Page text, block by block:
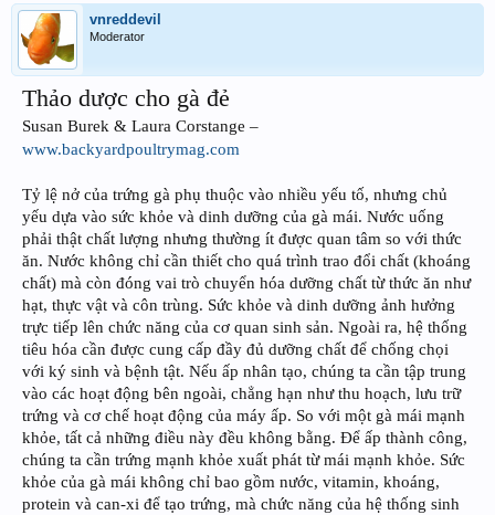
vnreddevil
Moderator
Thảo dược cho gà đẻ
Susan Burek & Laura Corstange –
www.backyardpoultrymag.com
Tỷ lệ nở của trứng gà phụ thuộc vào nhiều yếu tố, nhưng chủ
yếu dựa vào sức khỏe và dinh dưỡng của gà mái. Nước uống
phải thật chất lượng nhưng thường ít được quan tâm so với thức
ăn. Nước không chỉ cần thiết cho quá trình trao đổi chất (khoáng
chất) mà còn đóng vai trò chuyển hóa dưỡng chất từ thức ăn như
hạt, thực vật và côn trùng. Sức khỏe và dinh dưỡng ảnh hưởng
trực tiếp lên chức năng của cơ quan sinh sản. Ngoài ra, hệ thống
tiêu hóa cần được cung cấp đầy đủ dưỡng chất để chống chọi
với ký sinh và bệnh tật. Nếu ấp nhân tạo, chúng ta cần tập trung
vào các hoạt động bên ngoài, chẳng hạn như thu hoạch, lưu trữ
trứng và cơ chế hoạt động của máy ấp. So với một gà mái mạnh
khỏe, tất cả những điều này đều không bằng. Để ấp thành công,
chúng ta cần trứng mạnh khỏe xuất phát từ mái mạnh khỏe. Sức
khỏe của gà mái không chỉ bao gồm nước, vitamin, khoáng,
protein và can-xi để tạo trứng, mà chức năng của hệ thống sinh